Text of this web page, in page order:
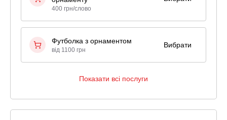
400 грн/слово
Футболка з орнаментом
від 1100 грн
Вибрати
Показати всі послуги